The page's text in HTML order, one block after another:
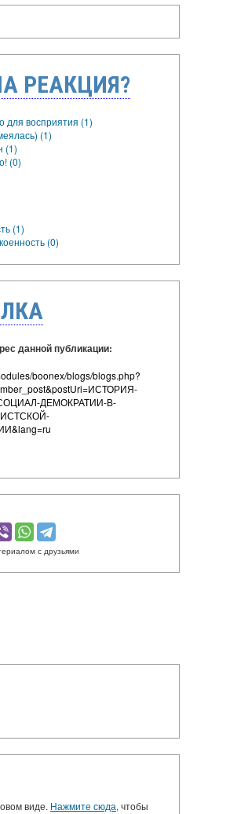
РЕАКЦИЯ?
для восприятия (1)
(1)
(1)
(0)
(1)
(0)
данной публикации:
boonex/blogs/blogs.php?
ДЕМОКРАТИИ-В-
с друзьями
виде. Нажмите сюда, чтобы